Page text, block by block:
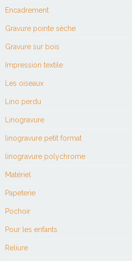
Encadrement
Gravure pointe sèche
Gravure sur bois
Impression textile
Les oiseaux
Lino perdu
Linogravure
linogravure petit format
linogravure polychrome
Matériel
Papeterie
Pochoir
Pour les enfants
Reliure